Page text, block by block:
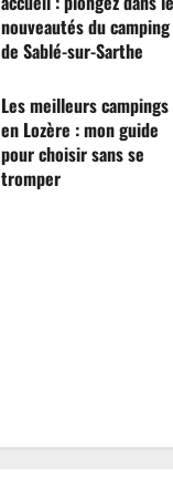
nouveautés du camping
de Sablé-sur-Sarthe
Les meilleurs campings
en Lozère : mon guide
pour choisir sans se
tromper